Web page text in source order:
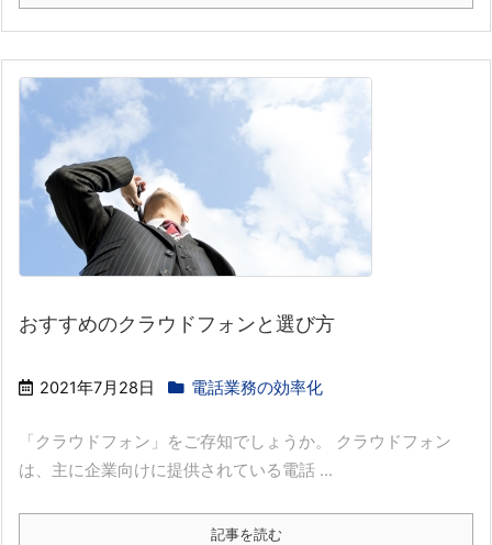
おすすめのクラウドフォンと選び方
2021年7月28日 電話業務の効率化
「クラウドフォン」をご存知でしょうか。 クラウドフォン
は、主に企業向けに提供されている電話 ...
記事を読む